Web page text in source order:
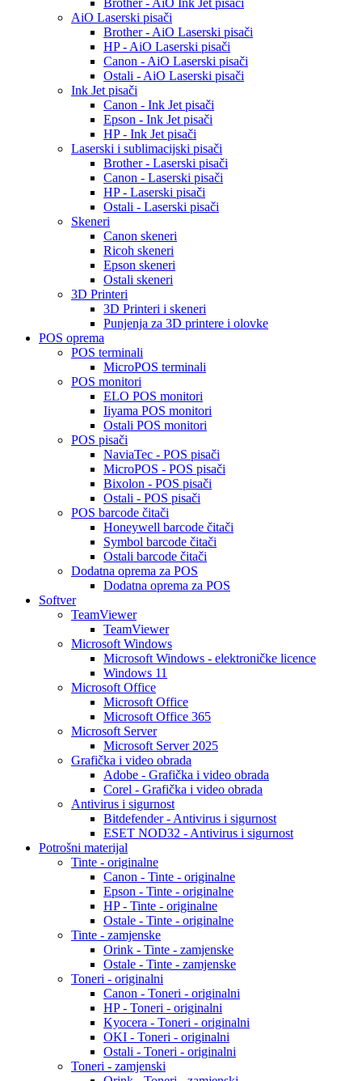
Brother - AiO Ink Jet pisači
AiO Laserski pisači
Brother - AiO Laserski pisači
HP - AiO Laserski pisači
Canon - AiO Laserski pisači
Ostali - AiO Laserski pisači
Ink Jet pisači
Canon - Ink Jet pisači
Epson - Ink Jet pisači
HP - Ink Jet pisači
Laserski i sublimacijski pisači
Brother - Laserski pisači
Canon - Laserski pisači
HP - Laserski pisači
Ostali - Laserski pisači
Skeneri
Canon skeneri
Ricoh skeneri
Epson skeneri
Ostali skeneri
3D Printeri
3D Printeri i skeneri
Punjenja za 3D printere i olovke
POS oprema
POS terminali
MicroPOS terminali
POS monitori
ELO POS monitori
Iiyama POS monitori
Ostali POS monitori
POS pisači
NaviaTec - POS pisači
MicroPOS - POS pisači
Bixolon - POS pisači
Ostali - POS pisači
POS barcode čitači
Honeywell barcode čitači
Symbol barcode čitači
Ostali barcode čitači
Dodatna oprema za POS
Dodatna oprema za POS
Softver
TeamViewer
TeamViewer
Microsoft Windows
Microsoft Windows - elektroničke licence
Windows 11
Microsoft Office
Microsoft Office
Microsoft Office 365
Microsoft Server
Microsoft Server 2025
Grafička i video obrada
Adobe - Grafička i video obrada
Corel - Grafička i video obrada
Antivirus i sigurnost
Bitdefender - Antivirus i sigurnost
ESET NOD32 - Antivirus i sigurnost
Potrošni materijal
Tinte - originalne
Canon - Tinte - originalne
Epson - Tinte - originalne
HP - Tinte - originalne
Ostale - Tinte - originalne
Tinte - zamjenske
Orink - Tinte - zamjenske
Ostale - Tinte - zamjenske
Toneri - originalni
Canon - Toneri - originalni
HP - Toneri - originalni
Kyocera - Toneri - originalni
OKI - Toneri - originalni
Ostali - Toneri - originalni
Toneri - zamjenski